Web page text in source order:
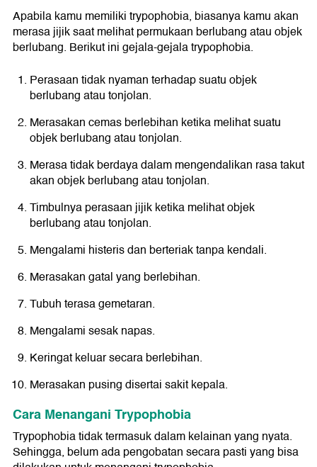
Apabila kamu memiliki trypophobia, biasanya kamu akan
merasa jijik saat melihat permukaan berlubang atau objek
berlubang. Berikut ini gejala-gejala trypophobia.
Perasaan tidak nyaman terhadap suatu objek
berlubang atau tonjolan.
Merasakan cemas berlebihan ketika melihat suatu
objek berlubang atau tonjolan.
Merasa tidak berdaya dalam mengendalikan rasa takut
akan objek berlubang atau tonjolan.
Timbulnya perasaan jijik ketika melihat objek
berlubang atau tonjolan.
Mengalami histeris dan berteriak tanpa kendali.
Merasakan gatal yang berlebihan.
Tubuh terasa gemetaran.
Mengalami sesak napas.
Keringat keluar secara berlebihan.
Merasakan pusing disertai sakit kepala.
Cara Menangani Trypophobia
Trypophobia tidak termasuk dalam kelainan yang nyata.
Sehingga, belum ada pengobatan secara pasti yang bisa